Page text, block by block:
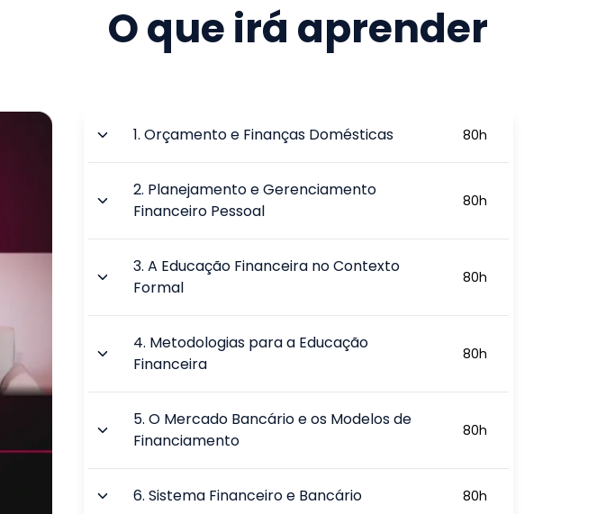
O que irá aprender
1.Orçamento e Finanças Domésticas 80h
2. Planejamento e Gerenciamento
Financeiro Pessoal
80h
3.A Educação Financeira no Contexto
Formal
80h
4. Metodologias para a Educação
Financeira
80h
5.O Mercado Bancário e os Modelos de
Financiamento
80h
6.Sistema Financeiro e Bancário 80h